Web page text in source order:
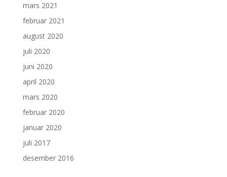
mars 2021
februar 2021
august 2020
juli 2020
juni 2020
april 2020
mars 2020
februar 2020
januar 2020
juli 2017
desember 2016